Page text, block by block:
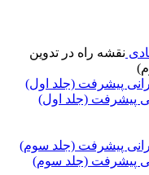
نقشه راه در تدوین
پیشرفت (جلد اول)
پیشرفت (جلد سوم)